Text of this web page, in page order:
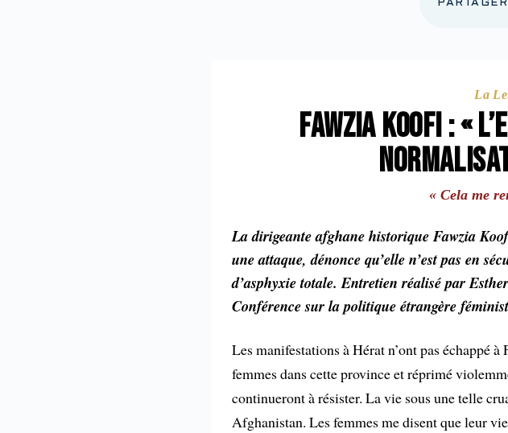
PARTAGER
La
FAWZIA KOOFI : «
« Cela me
La dirigeante afghane historique Fawzia
une attaque, dénonce qu’elle n’est pas en
d’asphyxie totale. Entretien réalisé par
Conférence sur la politique étrangère
Les manifestations à Hérat n’ont pas échappé
femmes dans cette province et réprimé
continueront à résister. La vie sous une telle
Afghanistan. Les femmes me disent que leur